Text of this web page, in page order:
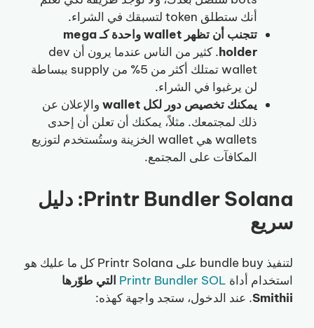
أنك ستطلق token لتسبقك في الشراء.
تتجنب أن تظهر wallet واحدة كـ mega
holder
. كثير من الناس عندما يرون أن dev
wallet تمتلك أكثر من 5% من supply ببساطة
لن يرغبوا في الشراء.
يمكنك تخصيص دور لكل wallet
والإعلان عن
ذلك لمجتمعك. مثلاً، يمكنك أن تعلن أن إحدى
wallets هي wallet الخزينة وستُستخدم لتوزيع
المكافآت على المجتمع.
Printr Bundler Solana: دليل
سريع
لتنفيذ bundle buy على Printr Solana كل ما عليك هو
استخدام أداة Printr Bundler SOL التي طوّرها
Smithii. عند الدخول، ستجد واجهة كهذه: